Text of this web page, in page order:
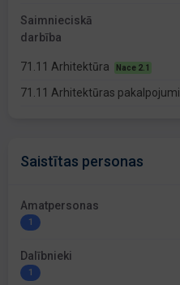
Saimnieciskā
darbība
71.11 Arhitektūra Nace 2.1
71.11 Arhitektūras pakalpojumi
Saistītas personas
Amatpersonas
1
Dalībnieki
1